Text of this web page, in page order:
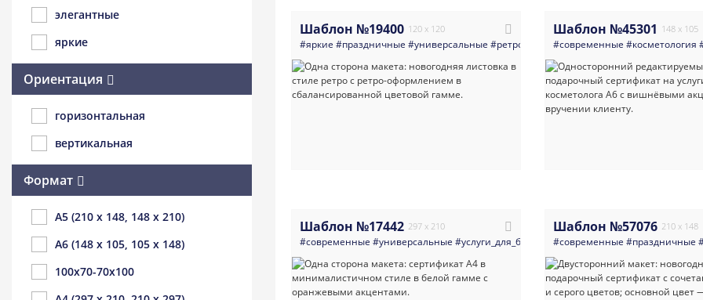
элегантные
яркие
Ориентация
горизонтальная
вертикальная
Формат
A5 (210 x 148, 148 x 210)
A6 (148 x 105, 105 x 148)
100x70-70x100
Шаблон №19400 120 x 120
#яркие #праздничные #универсальные #ретро_и_винтаж #праздники
Шаблон №45301 148 x 105
#современные #косметология
Шаблон №17442 297 x 210
#современные #универсальные #услуги_для_бизнеса#косметология
Шаблон №57076 210 x 148
#современные #праздничные